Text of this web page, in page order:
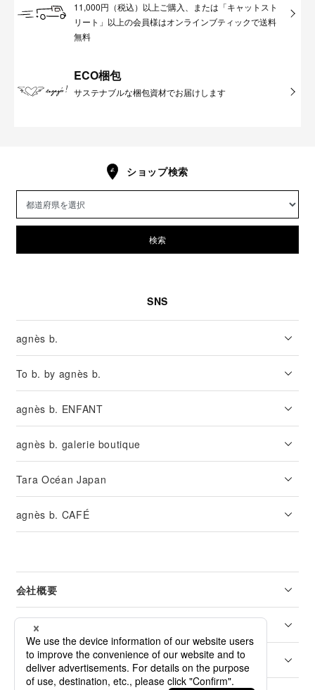
11,000円（税込）以上ご購入、または「キャットスト
リート」以上の会員様はオンラインブティックで送料
無料
ECO梱包
サステナブルな梱包資材でお届けします
ショップ検索
検索
SNS
agnès b.
To b. by agnès b.
agnès b. ENFANT
agnès b. galerie boutique
Tara Océan Japan
agnès b. CAFÉ
会社概要
リーガル
カスタマーサービス